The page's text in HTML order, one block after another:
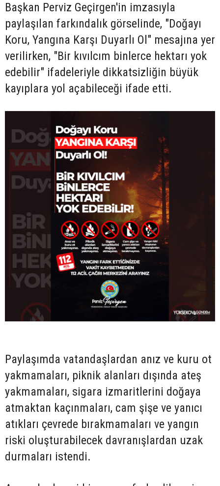
Başkan Perviz Geçirgen'in imzasıyla
paylaşılan farkındalık görselinde, "Doğayı
Koru, Yangına Karşı Duyarlı Ol" mesajına yer
verilirken, "Bir kıvılcım binlerce hektarı yok
edebilir" ifadeleriyle dikkatsizliğin büyük
kayıplara yol açabileceği ifade etti.
Paylaşımda vatandaşlardan anız ve kuru ot
yakmamaları, piknik alanları dışında ateş
yakmamaları, sigara izmaritlerini doğaya
atmaktan kaçınmaları, cam şişe ve yanıcı
atıkları çevrede bırakmamaları ve yangın
riski oluşturabilecek davranışlardan uzak
durmaları istendi.